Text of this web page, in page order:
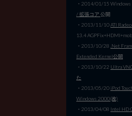
・2014/01/15
/ 拡張コア 公開
・2013/11/10ATI
13.4
・2013/10/28 .Net
Extended Kernel公開
・2013/10/22 Ultra
た
・2013/05/20 iPod
Windows 2000(改)
・2013/04/08 Intel HD